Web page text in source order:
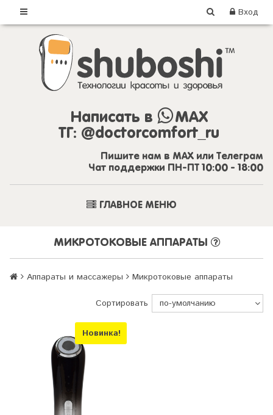
Вход
Написать в
MAX
ТГ: @doctorcomfort_ru
Пишите нам в MAX или Телеграм
Чат поддержки ПН-ПТ 10:00 - 18:00
ГЛАВНОЕ МЕНЮ
МИКРОТОКОВЫЕ АППАРАТЫ
Аппараты и массажеры Микротоковые аппараты
Сортировать
Новинка!